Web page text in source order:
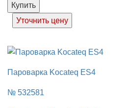
Купить
Уточнить цену
Пароварка Kocateq ES4
№ 532581